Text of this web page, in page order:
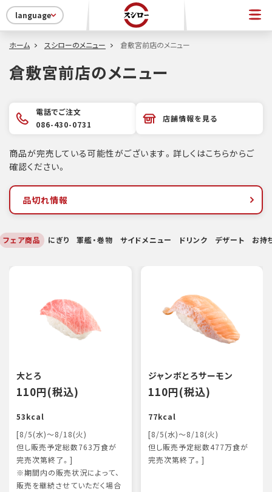
language
ホーム スシローのメニュー 倉敷宮前店のメニュー
倉敷宮前店のメニュー
電話でご注文
086-430-0731
店舗情報を見る
商品が完売している可能性がございます。詳しくはこちらからご
確認ください。
品切れ情報
フェア商品 にぎり 軍艦・巻物 サイドメニュー ドリンク デザート お持
大とろ
110円(税込)
53kcal
[8/5(水)～8/18(火)
但し販売予定総数763万食が
完売次第終了。]
※期間内の販売状況によって、
販売を継続させていただく場合
ジャンボとろサーモン
110円(税込)
77kcal
[8/5(水)～8/18(火)
但し販売予定総数477万食が
完売次第終了。]